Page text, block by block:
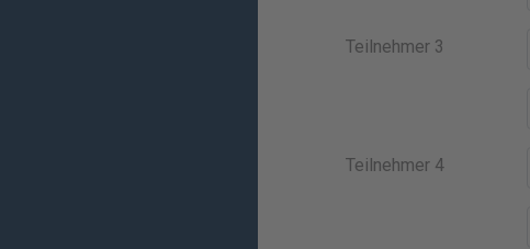
Teilnehmer 3
Teilnehmer 4